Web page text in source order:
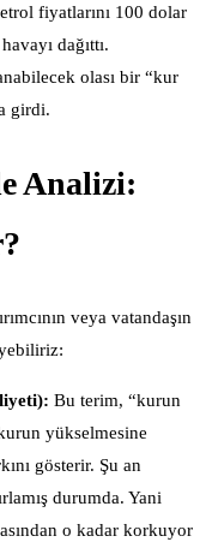
fiyatlarını 100 dolar
dağıttı.
olası bir “kur
girdi.
Analizi:
veya vatandaşın
Bu terim, “kurun
yükselmesine
gösterir. Şu an
durumda. Yani
o kadar korkuyor